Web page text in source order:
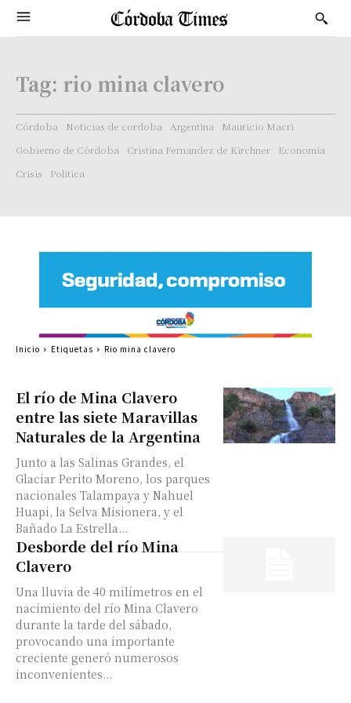
Tag: rio mina clavero
Córdoba Noticias de cordoba Argentina
Mauricio Macri
Gobierno de Córdoba
Cristina Fernandez de Kirchner
Economía
Crisis
Politica
El río de Mina Clavero
entre las siete Maravillas
Naturales de la Argentina
Junto a las Salinas Grandes, el
Glaciar Perito Moreno, los parques
nacionales Talampaya y Nahuel
Huapi, la Selva Misionera, y el
Bañado La Estrella...
Desborde del río Mina
Clavero
Una lluvia de 40 milímetros en el
nacimiento del río Mina Clavero
durante la tarde del sábado,
provocando una importante
creciente generó numerosos
inconvenientes...
Inicio Etiquetas Rio mina clavero